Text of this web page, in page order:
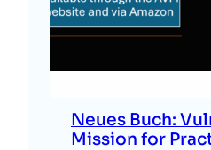
Neues Buch:
Mission for